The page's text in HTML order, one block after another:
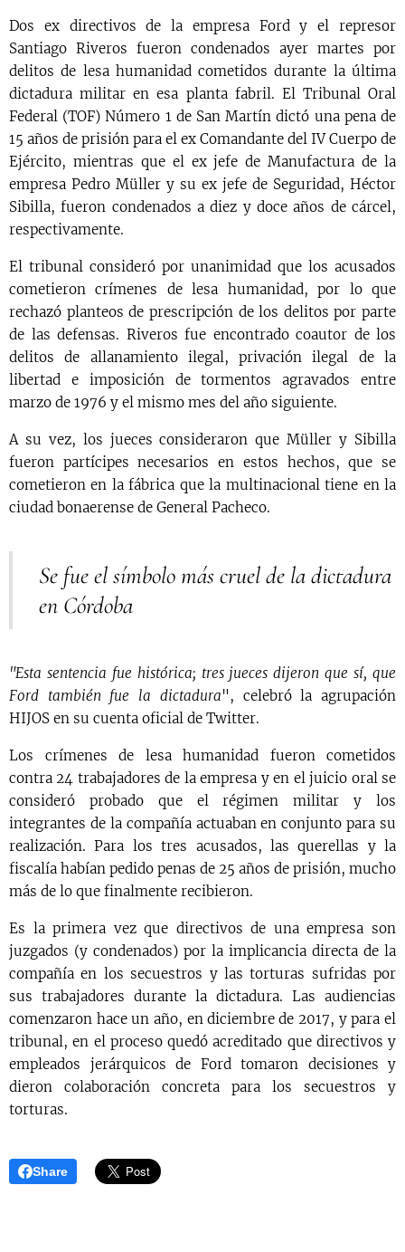
Dos ex directivos de la empresa Ford y el represor
Santiago Riveros fueron condenados ayer martes por
delitos de lesa humanidad cometidos durante la última
dictadura militar en esa planta fabril. El Tribunal Oral
Federal (TOF) Número 1 de San Martín dictó una pena de
15 años de prisión para el ex Comandante del IV Cuerpo de
Ejército, mientras que el ex jefe de Manufactura de la
empresa Pedro Müller y su ex jefe de Seguridad, Héctor
Sibilla, fueron condenados a diez y doce años de cárcel,
respectivamente.
El tribunal consideró por unanimidad que los acusados
cometieron crímenes de lesa humanidad, por lo que
rechazó planteos de prescripción de los delitos por parte
de las defensas. Riveros fue encontrado coautor de los
delitos de allanamiento ilegal, privación ilegal de la
libertad e imposición de tormentos agravados entre
marzo de 1976 y el mismo mes del año siguiente.
A su vez, los jueces consideraron que Müller y Sibilla
fueron partícipes necesarios en estos hechos, que se
cometieron en la fábrica que la multinacional tiene en la
ciudad bonaerense de General Pacheco.
Se fue el símbolo más cruel de la dictadura
en Córdoba
"Esta sentencia fue histórica; tres jueces dijeron que sí, que
Ford también fue la dictadura", celebró la agrupación
HIJOS en su cuenta oficial de Twitter.
Los crímenes de lesa humanidad fueron cometidos
contra 24 trabajadores de la empresa y en el juicio oral se
consideró probado que el régimen militar y los
integrantes de la compañía actuaban en conjunto para su
realización. Para los tres acusados, las querellas y la
fiscalía habían pedido penas de 25 años de prisión, mucho
más de lo que finalmente recibieron.
Es la primera vez que directivos de una empresa son
juzgados (y condenados) por la implicancia directa de la
compañía en los secuestros y las torturas sufridas por
sus trabajadores durante la dictadura. Las audiencias
comenzaron hace un año, en diciembre de 2017, y para el
tribunal, en el proceso quedó acreditado que directivos y
empleados jerárquicos de Ford tomaron decisiones y
dieron colaboración concreta para los secuestros y
torturas.
Share